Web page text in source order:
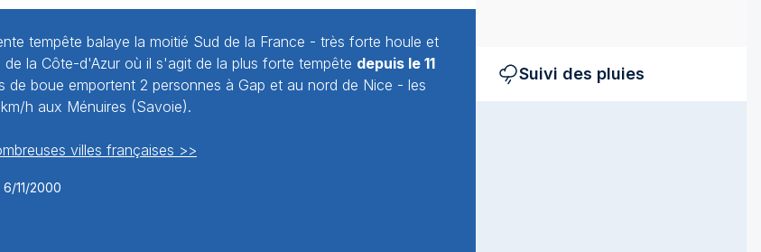
tempête balaye la moitié Sud de la France - très forte houle et
la Côte-d'Azur où il s'agit de la plus forte tempête depuis le 11
de boue emportent 2 personnes à Gap et au nord de Nice - les
h aux Ménuires (Savoie).
villes françaises >>
Suivi des pluies